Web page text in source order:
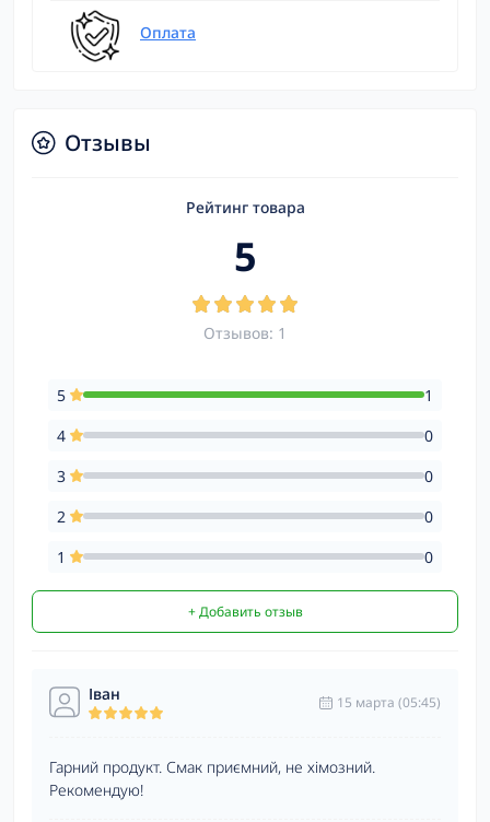
Оплата
Отзывы
Рейтинг товара
5
Отзывов: 1
5
1
4
0
3
0
2
0
1
0
+ Добавить отзыв
Іван 15 марта (05:45)
Гарний продукт. Смак приємний, не хімозний.
Рекомендую!